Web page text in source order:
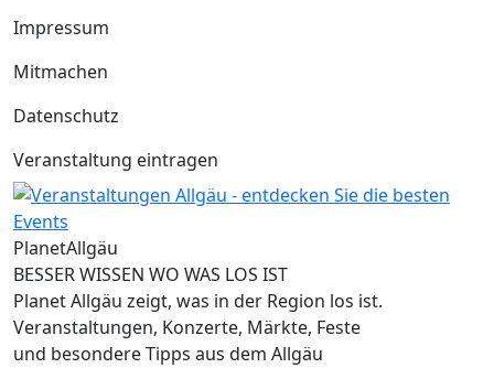
Impressum
Mitmachen
Datenschutz
Veranstaltung eintragen
PlanetAllgäu
BESSER WISSEN WO WAS LOS IST
Planet Allgäu zeigt, was in der Region los ist.
Veranstaltungen, Konzerte, Märkte, Feste
und besondere Tipps aus dem Allgäu